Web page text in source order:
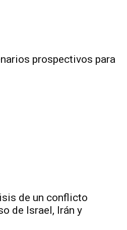
prospectivos para
de un conflicto
de Israel, Irán y